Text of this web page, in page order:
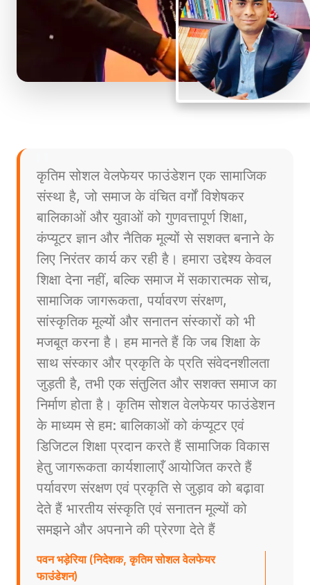
कृतिम सोशल वेलफेयर फाउंडेशन एक सामाजिक
संस्था है, जो समाज के वंचित वर्गों विशेषकर
बालिकाओं और युवाओं को गुणवत्तापूर्ण शिक्षा,
कंप्यूटर ज्ञान और नैतिक मूल्यों से सशक्त बनाने के
लिए निरंतर कार्य कर रही है। हमारा उद्देश्य केवल
शिक्षा देना नहीं, बल्कि समाज में सकारात्मक सोच,
सामाजिक जागरूकता, पर्यावरण संरक्षण,
सांस्कृतिक मूल्यों और सनातन संस्कारों को भी
मजबूत करना है। हम मानते हैं कि जब शिक्षा के
साथ संस्कार और प्रकृति के प्रति संवेदनशीलता
जुड़ती है, तभी एक संतुलित और सशक्त समाज का
निर्माण होता है। कृतिम सोशल वेलफेयर फाउंडेशन
के माध्यम से हम: बालिकाओं को कंप्यूटर एवं
डिजिटल शिक्षा प्रदान करते हैं सामाजिक विकास
हेतु जागरूकता कार्यशालाएँ आयोजित करते हैं
पर्यावरण संरक्षण एवं प्रकृति से जुड़ाव को बढ़ावा
देते हैं भारतीय संस्कृति एवं सनातन मूल्यों को
समझने और अपनाने की प्रेरणा देते हैं
पवन भड़ेरिया (निदेशक, कृतिम सोशल वेलफेयर
फाउंडेशन)